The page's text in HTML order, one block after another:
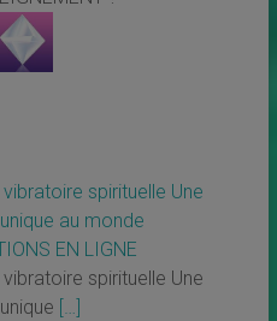
spirituelle Une
au monde
EN LIGNE
spirituelle Une
[…]